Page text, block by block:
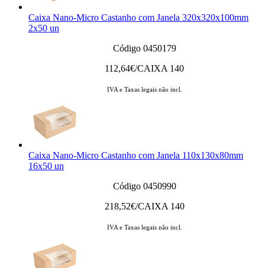
Caixa Nano-Micro Castanho com Janela 320x320x100mm
2x50 un
Código 0450179
112,64€/CAIXA 140
IVA e Taxas legais não incl.
Caixa Nano-Micro Castanho com Janela 110x130x80mm
16x50 un
Código 0450990
218,52€/CAIXA 140
IVA e Taxas legais não incl.